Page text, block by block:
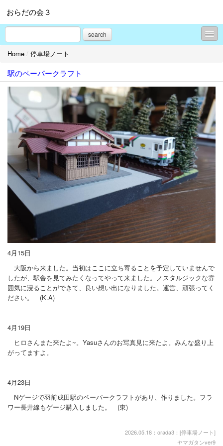
おらだの会３
search
イベント情報
停車場ノート
駅茶こぼれ話
羽前成田駅100年物語
駅ノートイラスト館
成田駅の宝物Ⅱ
駅舎探検（成田VS西大塚）
停車場風景
ふるさとの伝説
№１ 悲しいおせきの話
№２ 弁慶の供養塔
№３ わさやの怪盗
№４ いなかの白兎
がんばるニャンズ
長井線乗車リポート
長井線を走った蒸気機関車
鉄道豆知識館2
Home / 停車場ノート
駅のペーパークラフト
4月15日
大阪から来ました。当初はここに立ち寄ることを予定していませんで
したが、駅舎を見てみたくなってやって来ました。ノスタルジックな雰
囲気に浸ることができて、良い想い出になりました。運営、頑張ってく
ださい。 (K.A)
4月19日
ヒロさんまた来たよ~。Yasuさんのお写真見に来たよ。みんな盛り上
がってますよ。
4月23日
Nゲージで羽前成田駅のペーパークラフトがあり、作りました。フラ
ワー長井線もゲージ購入しました。 (東)
2026.05.18：orada3：[停車場ノート]
ヤマガタンver9